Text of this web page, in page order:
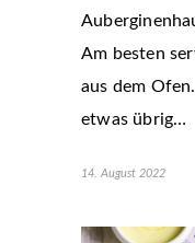
Am besten
aus dem
etwas übrig…
14. August 2022